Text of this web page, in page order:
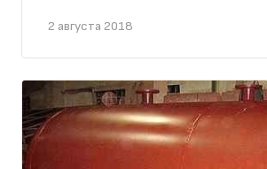
2 августа 2018